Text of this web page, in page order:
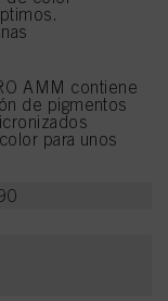
AMM contiene
de pigmentos
para unos